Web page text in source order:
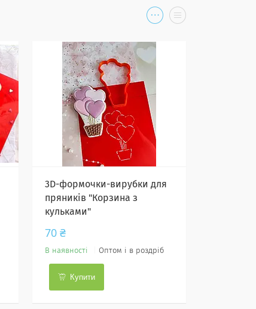
3D-формочки-вирубки для
пряників "Корзина з
кульками"
70 ₴
В наявності Оптом і в роздріб
Купити